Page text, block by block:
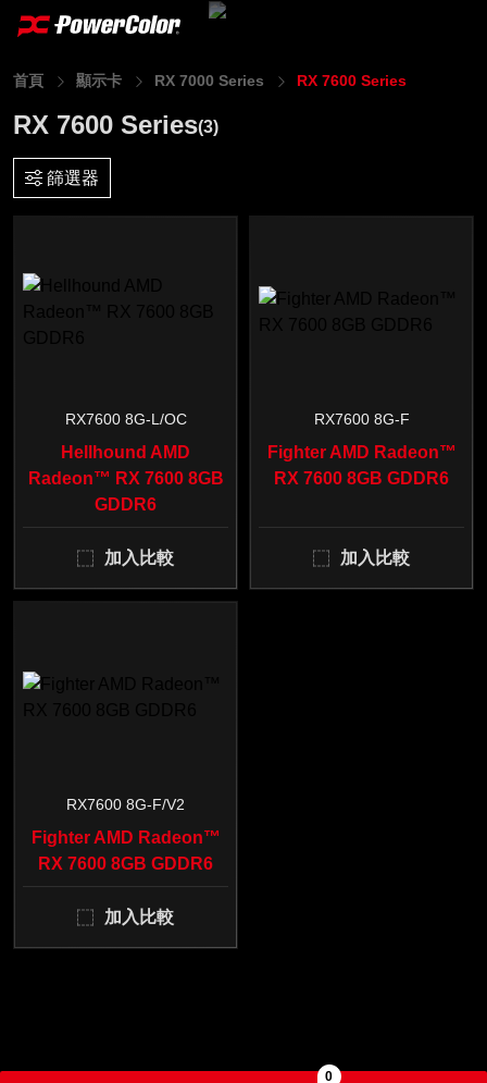
首頁 顯示卡 RX 7000 Series RX 7600 Series
RX 7600 Series(3)
篩選器
RX7600 8G-L/OC
Hellhound AMD
Radeon™ RX 7600 8GB
GDDR6
加入比較
RX7600 8G-F
Fighter AMD Radeon™
RX 7600 8GB GDDR6
加入比較
RX7600 8G-F/V2
Fighter AMD Radeon™
RX 7600 8GB GDDR6
加入比較
0